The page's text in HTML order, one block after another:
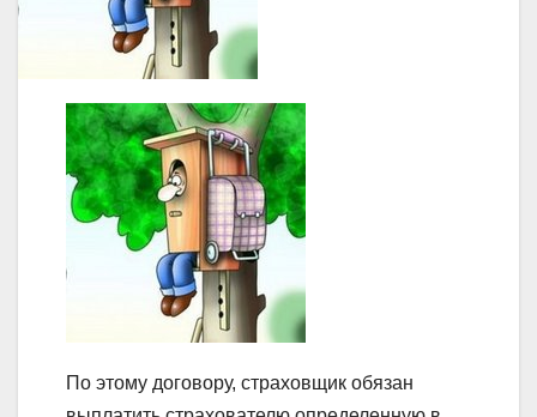
По этому договору, страховщик обязан